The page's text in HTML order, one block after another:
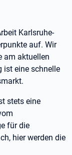
Karlsruhe-
auf. Wir
am aktuellen
ist eine schnelle
stets eine
für die
hier werden die